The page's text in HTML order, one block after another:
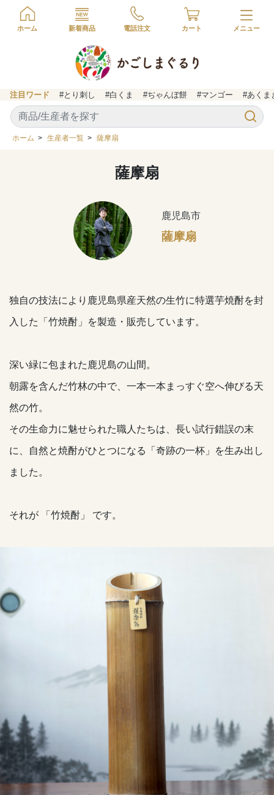
ホーム 新着商品 電話注文 カート
注目ワード #とり刺し #白くま #ぢゃんぼ餅 #マンゴー #あくま
ホーム > 生産者一覧 > 薩摩扇
薩摩扇
鹿児島市
薩摩扇
独自の技法により鹿児島県産天然の生竹に特選芋焼酎を封
入した「竹焼酎」を製造・販売しています。
深い緑に包まれた鹿児島の山間。
朝露を含んだ竹林の中で、一本一本まっすぐ空へ伸びる天
然の竹。
その生命力に魅せられた職人たちは、長い試行錯誤の末
に、自然と焼酎がひとつになる「奇跡の一杯」を生み出し
ました。
それが 「竹焼酎」 です。